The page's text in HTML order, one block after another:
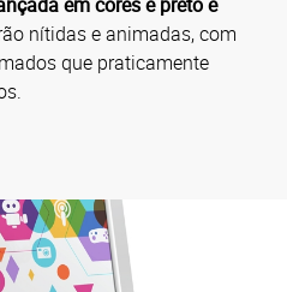
nítidas e animadas, com
que praticamente